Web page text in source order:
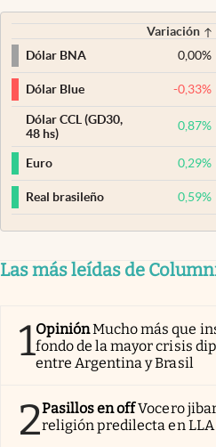
Variación
Dólar BNA
0,00%
Dólar Blue -0,33%
Dólar CCL (GD30,
48 hs)
0,87%
Euro 0,29%
Real brasileño 0,59%
Las más leídas de
1OpiniónMucho más que
fondo de la mayor crisis
entre Argentina y Brasil
2Pasillos en offVocero
religión predilecta en LLA